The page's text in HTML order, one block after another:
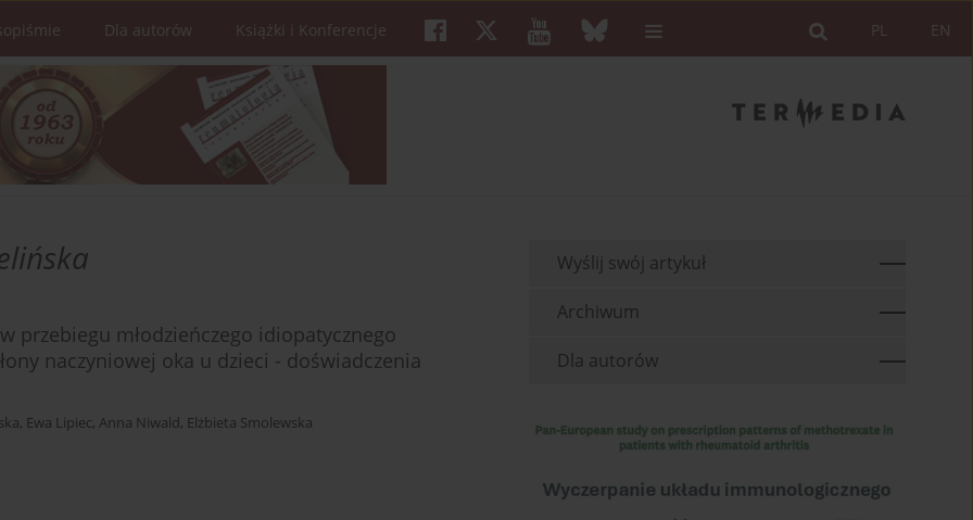
EN
PL
Dla autorów Książki i Konferencje
przebiegu młodzieńczego idiopatycznego
naczyniowej oka u dzieci - doświadczenia
, Ewa Lipiec, Anna Niwald, Elżbieta Smolewska
Wyślij swój artykuł
Archiwum
Dla autorów